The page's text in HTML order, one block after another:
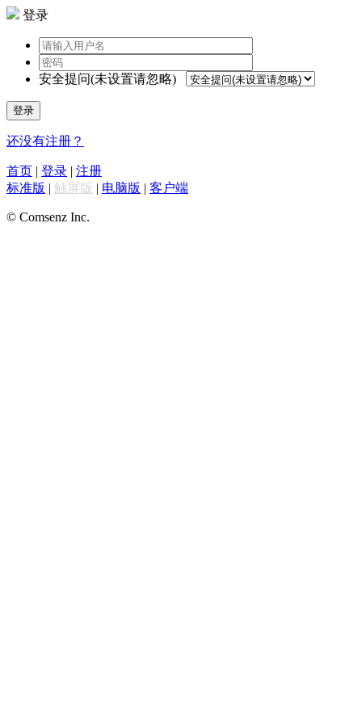
登录
安全提问(未设置请忽略)
登录
还没有注册？
首页 | 登录 | 注册
标准版 | 触屏版 | 电脑版 | 客户端
© Comsenz Inc.